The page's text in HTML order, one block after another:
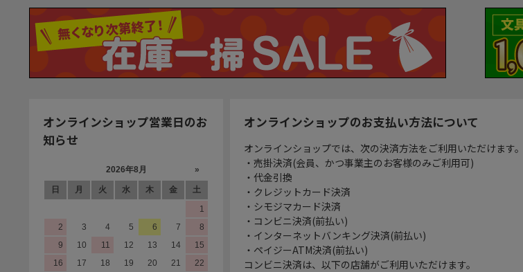
オンラインショップ営業日のお
知らせ
オンラインショップのお支払い方法について
オンラインショップでは、次の決済方法をご利用いただけます。
・売掛決済(会員、かつ事業主のお客様のみご利用可)
・代金引換
・クレジットカード決済
・シモジマカード決済
・コンビニ決済(前払い)
・インターネットバンキング決済(前払い)
・ペイジーATM決済(前払い)
コンビニ決済は、以下の店舗がご利用いただけます。